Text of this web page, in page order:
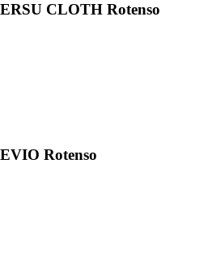
CLOTH Rotenso
Rotenso